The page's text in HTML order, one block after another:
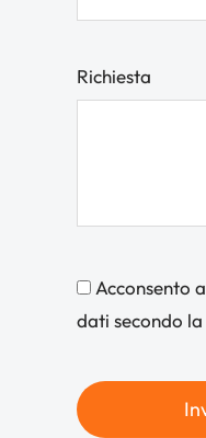
Richiesta
Acconsento
dati secondo